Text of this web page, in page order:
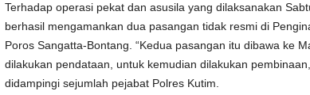
Terhadap operasi pekat dan asusila yang dilaksanakan
berhasil mengamankan dua pasangan tidak resmi di
Poros Sangatta-Bontang. “Kedua pasangan itu dibawa ke
dilakukan pendataan, untuk kemudian dilakukan
didampingi sejumlah pejabat Polres Kutim.